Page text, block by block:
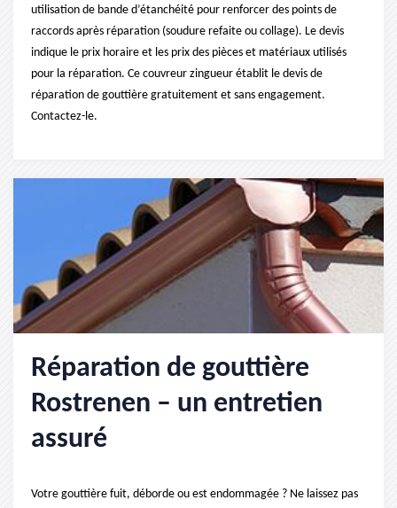
utilisation de bande d’étanchéité pour renforcer des points de
raccords après réparation (soudure refaite ou collage). Le devis
indique le prix horaire et les prix des pièces et matériaux utilisés
pour la réparation. Ce couvreur zingueur établit le devis de
réparation de gouttière gratuitement et sans engagement.
Contactez-le.
Réparation de gouttière
Rostrenen – un entretien
assuré
Votre gouttière fuit, déborde ou est endommagée ? Ne laissez pas